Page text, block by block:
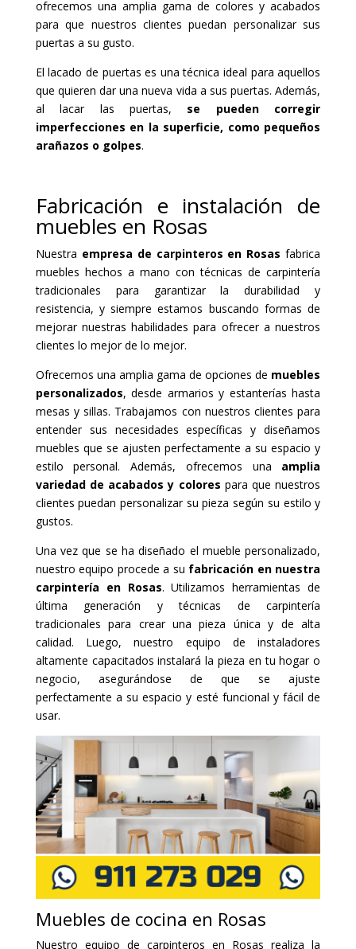
ofrecemos una amplia gama de colores y acabados
para que nuestros clientes puedan personalizar sus
puertas a su gusto.
El lacado de puertas es una técnica ideal para aquellos
que quieren dar una nueva vida a sus puertas. Además,
al lacar las puertas, se pueden corregir
imperfecciones en la superficie, como pequeños
arañazos o golpes.
Fabricación e instalación de
muebles en Rosas
Nuestra empresa de carpinteros en Rosasfabrica
muebles hechos a mano con técnicas de carpintería
tradicionales para garantizar la durabilidad y
resistencia, y siempre estamos buscando formas de
mejorar nuestras habilidades para ofrecer a nuestros
clientes lo mejor de lo mejor.
Ofrecemos una amplia gama de opciones de muebles
personalizados, desde armarios y estanterías hasta
mesas y sillas. Trabajamos con nuestros clientes para
entender sus necesidades específicas y diseñamos
muebles que se ajusten perfectamente a su espacio y
estilo personal. Además, ofrecemos una amplia
variedad de acabados y colores para que nuestros
clientes puedan personalizar su pieza según su estilo y
gustos.
Una vez que se ha diseñado el mueble personalizado,
nuestro equipo procede a su fabricación en nuestra
carpintería en Rosas. Utilizamos herramientas de
última generación y técnicas de carpintería
tradicionales para crear una pieza única y de alta
calidad. Luego, nuestro equipo de instaladores
altamente capacitados instalará la pieza en tu hogar o
negocio, asegurándose de que se ajuste
perfectamente a su espacio y esté funcional y fácil de
usar.
Muebles de cocina en Rosas
Nuestro equipo de carpinteros en Rosas realiza la